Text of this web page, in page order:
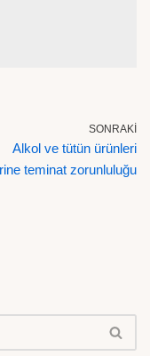
SONRAKI
Alkol ve tütün ürünleri
teminat zorunluluğu